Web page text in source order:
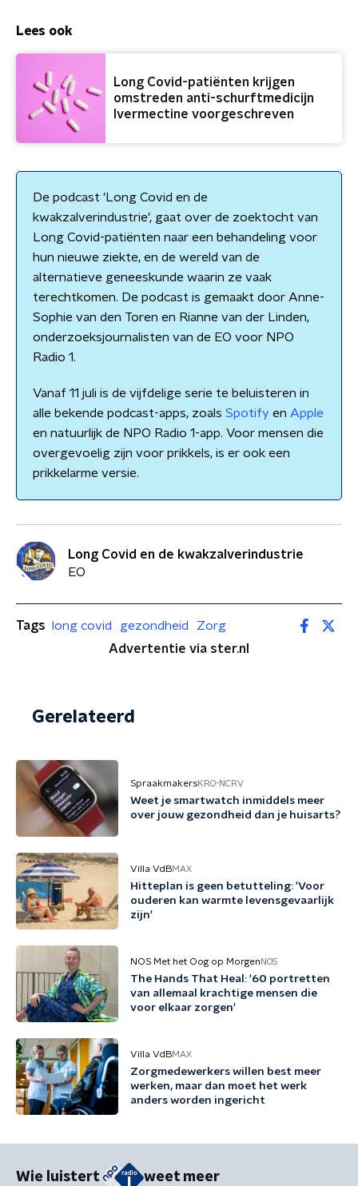
Lees ook
Long Covid-patiënten krijgen
omstreden anti-schurftmedicijn
Ivermectine voorgeschreven
De podcast 'Long Covid en de
kwakzalverindustrie', gaat over de zoektocht van
Long Covid-patiënten naar een behandeling voor
hun nieuwe ziekte, en de wereld van de
alternatieve geneeskunde waarin ze vaak
terechtkomen. De podcast is gemaakt door Anne-
Sophie van den Toren en Rianne van der Linden,
onderzoeksjournalisten van de EO voor NPO
Radio 1.
Vanaf 11 juli is de vijfdelige serie te beluisteren in
alle bekende podcast-apps, zoals Spotify en Apple
en natuurlijk de NPO Radio 1-app. Voor mensen die
overgevoelig zijn voor prikkels, is er ook een
prikkelarme versie.
Long Covid en de kwakzalverindustrie
EO
Tags long covid gezondheid
Zorg
Advertentie via ster.nl
Gerelateerd
SpraakmakersKRO-NCRV
Weet je smartwatch inmiddels meer
over jouw gezondheid dan je huisarts?
Villa VdBMAX
Hitteplan is geen betutteling: 'Voor
ouderen kan warmte levensgevaarlijk
zijn'
NOS Met het Oog op Morgen NOS
The Hands That Heal: '60 portretten
van allemaal krachtige mensen die
voor elkaar zorgen'
Villa VdBMAX
Zorgmedewerkers willen best meer
werken, maar dan moet het werk
anders worden ingericht
Wie luistert weet meer